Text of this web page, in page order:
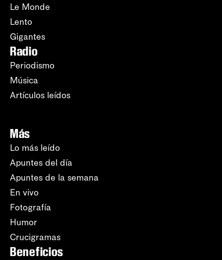
Le Monde
Lento
Gigantes
Radio
Periodismo
Música
Artículos leídos
Más
Lo más leído
Apuntes del día
Apuntes de la semana
En vivo
Fotografía
Humor
Crucigramas
Beneficios